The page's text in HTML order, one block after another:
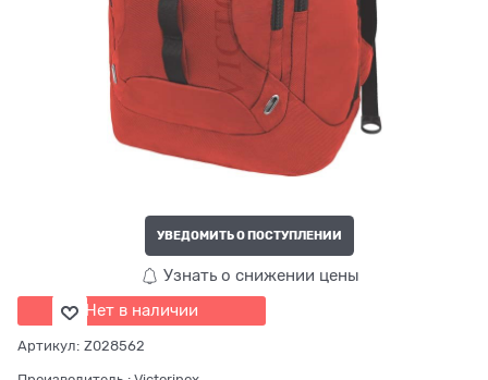
УВЕДОМИТЬ О ПОСТУПЛЕНИИ
Узнать о снижении цены
Нет в наличии
Артикул: Z028562